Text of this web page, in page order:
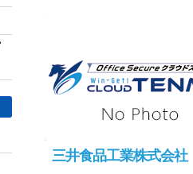
三井食品工業株式会社